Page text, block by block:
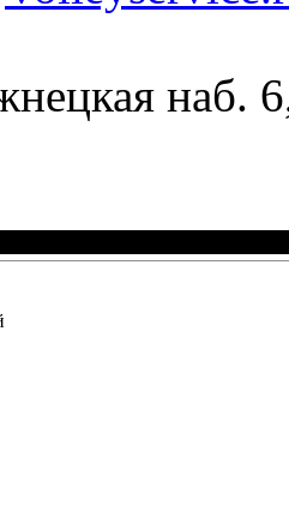
наб.